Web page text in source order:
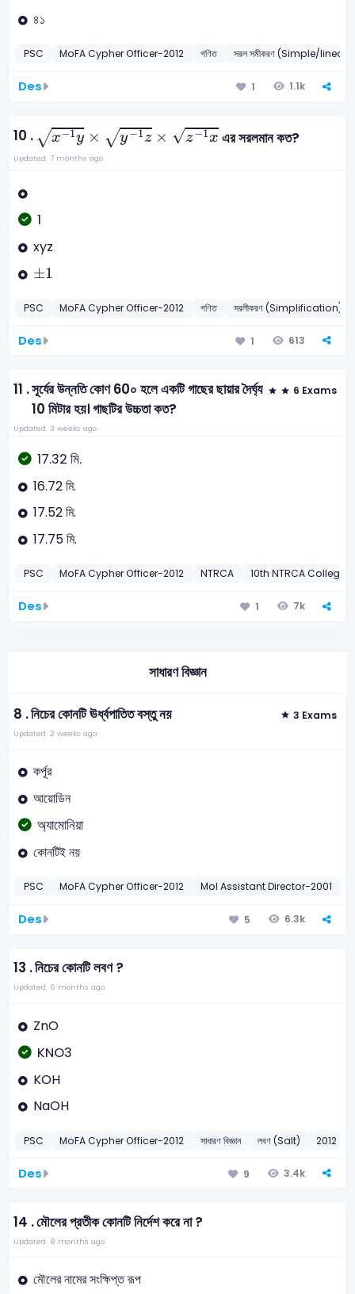
৪১
PSC MoFA Cypher Officer-2012 গণিত সরল সমীকরণ (Simple/
Des 1 1.1k
10 . √x−1y × √y−1z × √z−1x
-1y×y ×z-1x
এর সরলমান কত?
Updated: 7 months ago
1
xyz
±1
±1
PSC MoFA Cypher Officer-2012 গণিত সরলীকরণ (Simplification)
Des 1 613
11 .সূর্যের উন্নতি কোণ 60০ হলে একটি গাছের ছায়ার দৈর্ঘ্য
10 মিটার হয়। গাছটির উচ্চতা কত?
6 Exams
Updated: 3 weeks ago
17.32 মি.
16.72 মি.
17.52 মি.
17.75 মি.
PSC MoFA Cypher Officer-2012 NTRCA 10th NTRCA College-
Des 1 7k
সাধারণ বিজ্ঞান
8 .নিচের কোনটি ঊর্ধ্বপাতিত বস্তু নয় 3 Exams
Updated: 2 weeks ago
কর্পূর
আয়োডিন
অ্যামোনিয়া
কোনটিই নয়
PSC MoFA Cypher Officer-2012 MoI Assistant Director-2001
Des 5 6.3k
13 .নিচের কোনটি লবণ ?
Updated: 6 months ago
ZnO
KNO3
KOH
NaOH
PSC MoFA Cypher Officer-2012 সাধারণ বিজ্ঞান লবণ (Salt) 2012
Des 9 3.4k
14 .মৌলের প্রতীক কোনটি নির্দেশ করে না ?
Updated: 8 months ago
মৌলের নামের সংক্ষিপ্ত রূপ